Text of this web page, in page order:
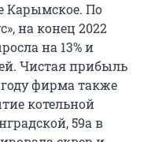
Карымское. По
на конец 2022
на 13% и
Чистая прибыль
фирма также
котельной
59а в